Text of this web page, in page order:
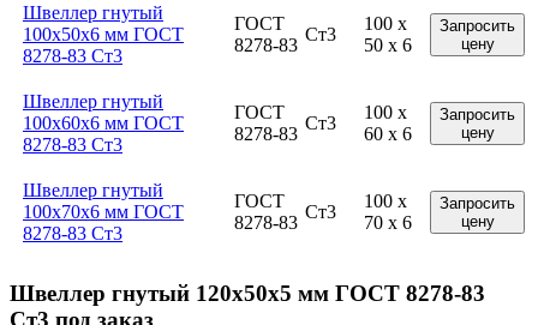
Швеллер гнутый
100x50x6 мм ГОСТ
8278-83 Ст3
ГОСТ
8278-83
Ст3
100 x
50 x 6
Запросить
цену
Швеллер гнутый
100x60x6 мм ГОСТ
8278-83 Ст3
ГОСТ
8278-83
Ст3
100 x
60 x 6
Запросить
цену
Швеллер гнутый
100x70x6 мм ГОСТ
8278-83 Ст3
ГОСТ
8278-83
Ст3
100 x
70 x 6
Запросить
цену
Швеллер гнутый 120x50x5 мм ГОСТ 8278-83
Ст3 под заказ